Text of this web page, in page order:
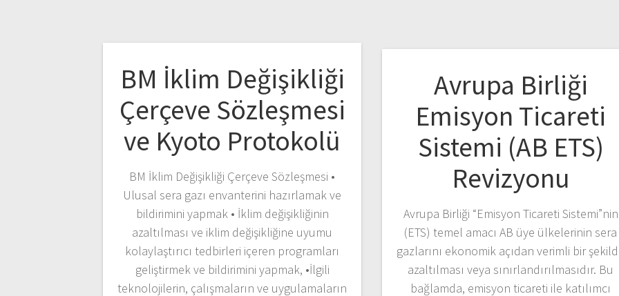
BM İklim Değişikliği
Çerçeve Sözleşmesi
ve Kyoto Protokolü
BM İklim Değişikliği Çerçeve Sözleşmesi •
Ulusal sera gazı envanterini hazırlamak ve
bildirimini yapmak • İklim değişikliğinin
azaltılması ve iklim değişikliğine uyumu
kolaylaştırıcı tedbirleri içeren programları
geliştirmek ve bildirimini yapmak, •İlgili
teknolojilerin, çalışmaların ve uygulamaların
Avrupa Birliği
Emisyon Ticareti
Sistemi (AB ETS)
Revizyonu
Avrupa Birliği “Emisyon Ticareti Sistemi”nin
(ETS) temel amacı AB üye ülkelerinin sera
gazlarını ekonomik açıdan verimli bir
azaltılması veya sınırlandırılmasıdır. Bu
bağlamda, emisyon ticareti ile katılımcı